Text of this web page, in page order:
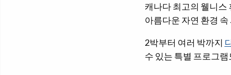
캐나다 최고의 웰니스
아름다운 자연 환경
2박부터 여러 박까지
수 있는 특별 프로그